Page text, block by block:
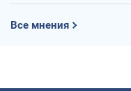
Все мнения